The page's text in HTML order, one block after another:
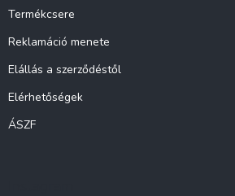
Termékcsere
Reklamáció menete
Elállás a szerződéstől
Elérhetőségek
ÁSZF